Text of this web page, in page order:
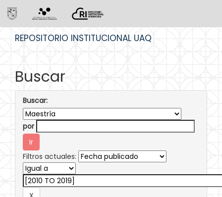
REPOSITORIO INSTITUCIONAL UAQ
Buscar
Buscar:
por
Filtros actuales: